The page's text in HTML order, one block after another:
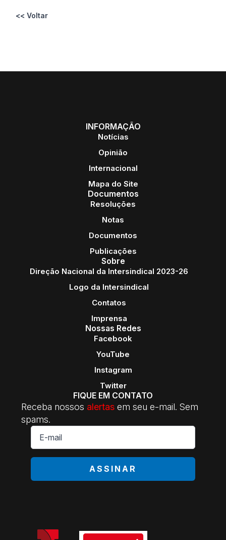
<< Voltar
INFORMAÇÃO
Notícias
Opinião
Internacional
Mapa do Site
Documentos
Resoluções
Notas
Documentos
Publicações
Sobre
Direção Nacional da Intersindical 2023-26
Logo da Intersindical
Contatos
Imprensa
Nossas Redes
Facebook
YouTube
Instagram
Twitter
FIQUE EM CONTATO
Receba nossos alertas em seu e-mail. Sem
spams.
E-
mail
*
ASSINAR